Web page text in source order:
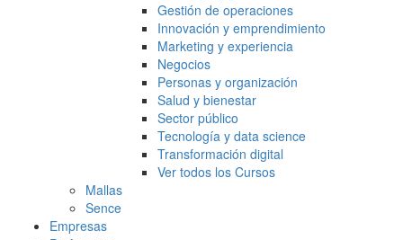
Gestión de operaciones
Innovación y emprendimiento
Marketing y experiencia
Negocios
Personas y organización
Salud y bienestar
Sector público
Tecnología y data science
Transformación digital
Ver todos los Cursos
Mallas
Sence
Empresas